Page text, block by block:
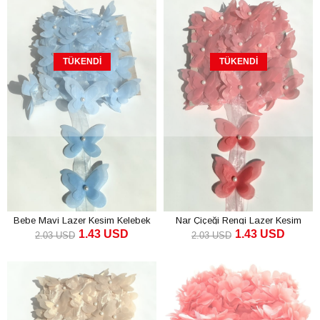
TÜKENDI
Bebe Mavi Lazer Kesim Kelebek
Şerit
1.43 USD
2.03 USD
TÜKENDI
Nar Çiçeği Rengi Lazer Kesim
Kelebek Şerit
1.43 USD
2.03 USD